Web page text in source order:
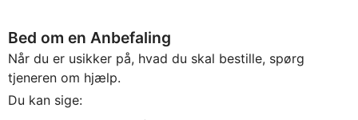
Bed om en Anbefaling
Når du er usikker på, hvad du skal bestille, spørg
tjeneren om hjælp.
Du kan sige: